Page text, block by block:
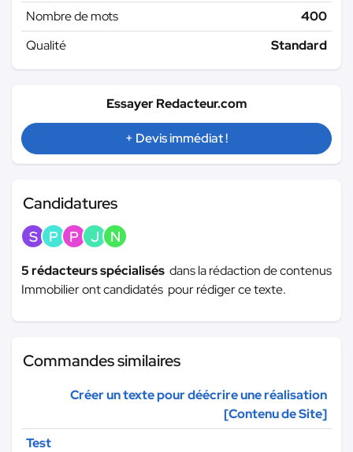
Nombre de mots
400
Qualité
Standard
Essayer Redacteur.com
+ Devis immédiat !
Candidatures
S P P J N
5 rédacteurs spécialisés dans la rédaction de contenus
Immobilier ont candidatés pour rédiger ce texte.
Commandes similaires
Créer un texte pour déécrire une réalisation
[Contenu de Site]
Test